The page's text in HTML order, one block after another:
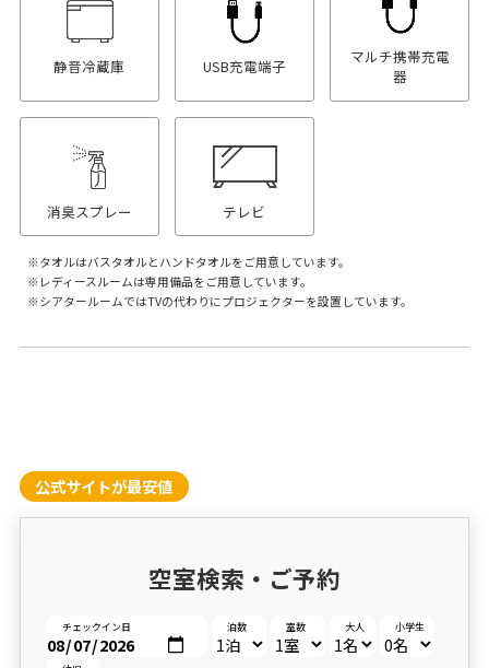
静音冷蔵庫 USB充電端子
マルチ携帯充電
器
消臭スプレー テレビ
タオルはバスタオルとハンドタオルをご用意しています。
レディースルームは専用備品をご用意しています。
シアタールームではTVの代わりにプロジェクターを設置しています。
公式サイトが最安値
空室検索・ご予約
チェックイン日 泊数 室数 大人 小学生